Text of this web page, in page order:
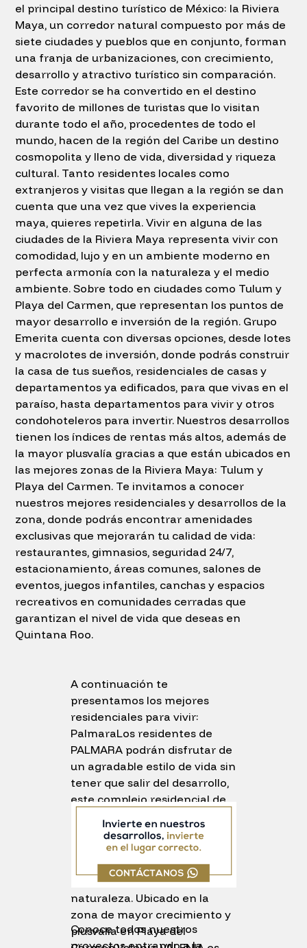
el principal destino turístico de México: la Riviera
Maya, un corredor natural compuesto por más de
siete ciudades y pueblos que en conjunto, forman
una franja de urbanizaciones, con crecimiento,
desarrollo y atractivo turístico sin comparación.
Este corredor se ha convertido en el destino
favorito de millones de turistas que lo visitan
durante todo el año, procedentes de todo el
mundo, hacen de la región del Caribe un destino
cosmopolita y lleno de vida, diversidad y riqueza
cultural. Tanto residentes locales como
extranjeros y visitas que llegan a la región se dan
cuenta que una vez que vives la experiencia
maya, quieres repetirla. Vivir en alguna de las
ciudades de la Riviera Maya representa vivir con
comodidad, lujo y en un ambiente moderno en
perfecta armonía con la naturaleza y el medio
ambiente. Sobre todo en ciudades como Tulum y
Playa del Carmen, que representan los puntos de
mayor desarrollo e inversión de la región. Grupo
Emerita cuenta con diversas opciones, desde lotes
y macrolotes de inversión, donde podrás construir
la casa de tus sueños, residenciales de casas y
departamentos ya edificados, para que vivas en el
paraíso, hasta departamentos para vivir y otros
condohoteleros para invertir. Nuestros desarrollos
tienen los índices de rentas más altos, además de
la mayor plusvalía gracias a que están ubicados en
las mejores zonas de la Riviera Maya: Tulum y
Playa del Carmen. Te invitamos a conocer
nuestros mejores residenciales y desarrollos de la
zona, donde podrás encontrar amenidades
exclusivas que mejorarán tu calidad de vida:
restaurantes, gimnasios, seguridad 24/7,
estacionamiento, áreas comunes, salones de
eventos, juegos infantiles, canchas y espacios
recreativos en comunidades cerradas que
garantizan el nivel de vida que deseas en
Quintana Roo.
A continuación te
presentamos los mejores
residenciales para vivir:
PalmaraLos residentes de
PALMARA podrán disfrutar de
un agradable estilo de vida sin
tener que salir del desarrollo,
este complejo residencial de
pertenencia en una
comunidad que disfrutará de
amenidades premium en un
entorno abrazado por la
naturaleza. Ubicado en la
zona de mayor crecimiento y
plusvalía en Playa del
Conoce todos nuestros